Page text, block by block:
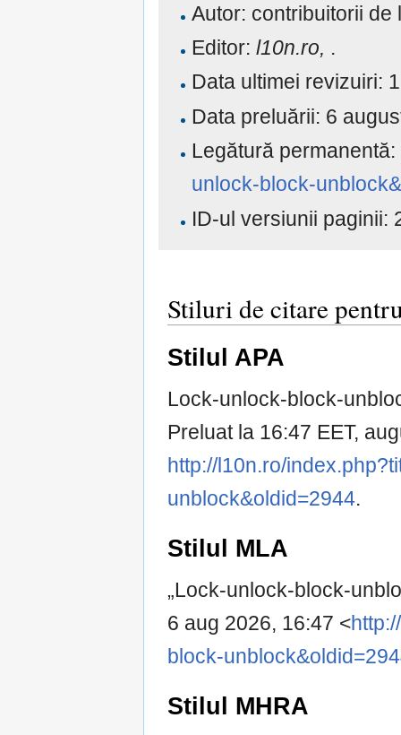
Autor: contribuitorii de
Editor:l10n.ro, .
Data ultimei revizuiri:
Data preluării: 6
Legătură permanentă:
unlock-block-
ID-ul versiunii paginii:
Stiluri de citare
Stilul APA
Lock-unlock-block-
Preluat la 16:47 EET,
http://l10n.ro/
unblock&oldid=2944.
Stilul MLA
„Lock-unlock-block-
6 aug 2026, 16:47 <
block-
Stilul MHRA